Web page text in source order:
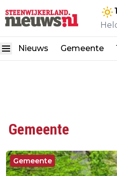
Nieuws Gemeente
Gemeente
Gemeente